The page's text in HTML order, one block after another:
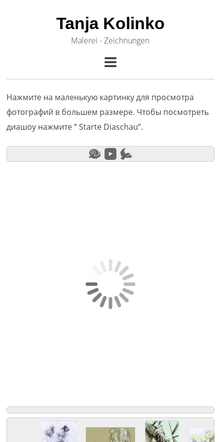
Tanja Kolinko
Malerei - Zeichnungen
Нажмите на маленькую картинку для просмотра
фотографий в большем размере. Чтобы посмотреть
диашоу нажмите “ Starte Diaschau”.